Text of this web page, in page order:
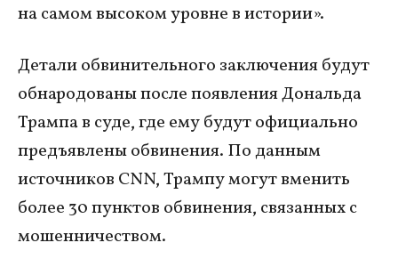
на самом высоком уровне в истории».
Детали обвинительного заключения будут
обнародованы после появления Дональда
Трампа в суде, где ему будут официально
предъявлены обвинения. По данным
источников CNN, Трампу могут вменить
более 30 пунктов обвинения, связанных с
мошенничеством.